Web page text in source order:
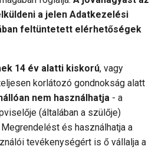
a jelen Adatkezelési
feltüntetett elérhetőségek
14 év alatti kiskorú, vagy
korlátozó gondnokság alatt
nem használhatja - a
(általában a szülője)
és használhatja a
tevékenységért is ő vállalja a